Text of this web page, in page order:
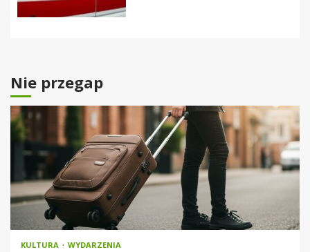
Nie przegap
KULTURA WYDARZENIA